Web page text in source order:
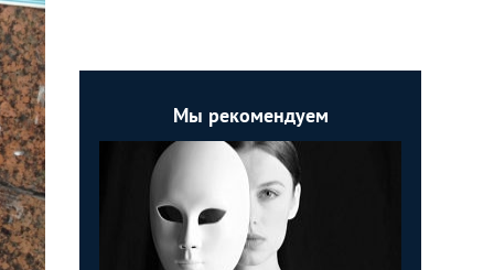
Мы рекомендуем